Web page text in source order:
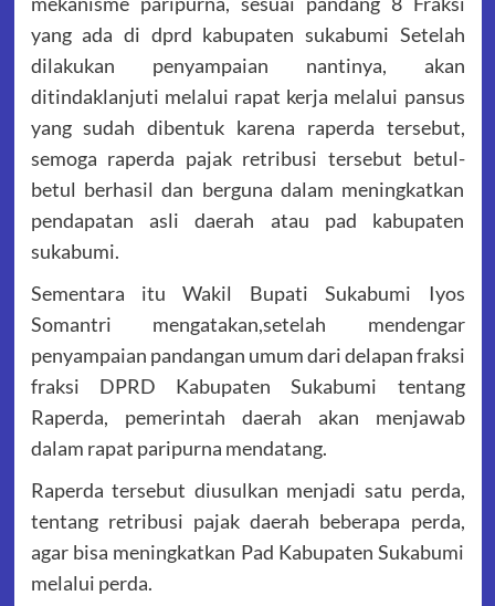
yang ada di dprd kabupaten sukabumi Setelah
dilakukan penyampaian nantinya, akan
ditindaklanjuti melalui rapat kerja melalui pansus
yang sudah dibentuk karena raperda tersebut,
semoga raperda pajak retribusi tersebut betul-
betul berhasil dan berguna dalam meningkatkan
pendapatan asli daerah atau pad kabupaten
sukabumi.
Sementara itu Wakil Bupati Sukabumi Iyos
Somantri mengatakan,setelah mendengar
penyampaian pandangan umum dari delapan fraksi
fraksi DPRD Kabupaten Sukabumi tentang
Raperda, pemerintah daerah akan menjawab
dalam rapat paripurna mendatang.
Raperda tersebut diusulkan menjadi satu perda,
tentang retribusi pajak daerah beberapa perda,
agar bisa meningkatkan Pad Kabupaten Sukabumi
melalui perda.